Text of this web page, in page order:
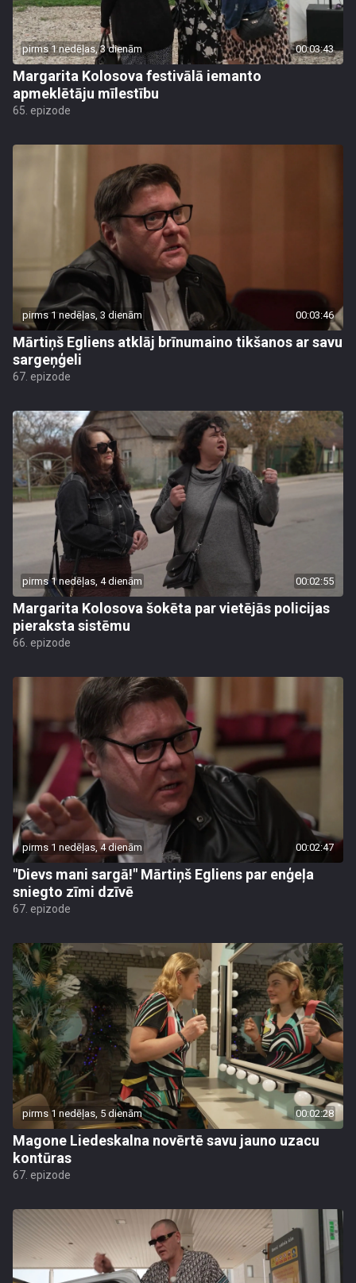
pirms 1 nedēļas, 3 dienām 00:03:43
Margarita Kolosova festivālā iemanto
apmeklētāju mīlestību
65. epizode
pirms 1 nedēļas, 3 dienām 00:03:46
Mārtiņš Egliens atklāj brīnumaino tikšanos ar savu
sargeņģeli
67. epizode
pirms 1 nedēļas, 4 dienām 00:02:55
Margarita Kolosova šokēta par vietējās policijas
pieraksta sistēmu
66. epizode
pirms 1 nedēļas, 4 dienām 00:02:47
"Dievs mani sargā!" Mārtiņš Egliens par enģeļa
sniegto zīmi dzīvē
67. epizode
pirms 1 nedēļas, 5 dienām 00:02:28
Magone Liedeskalna novērtē savu jauno uzacu
kontūras
67. epizode